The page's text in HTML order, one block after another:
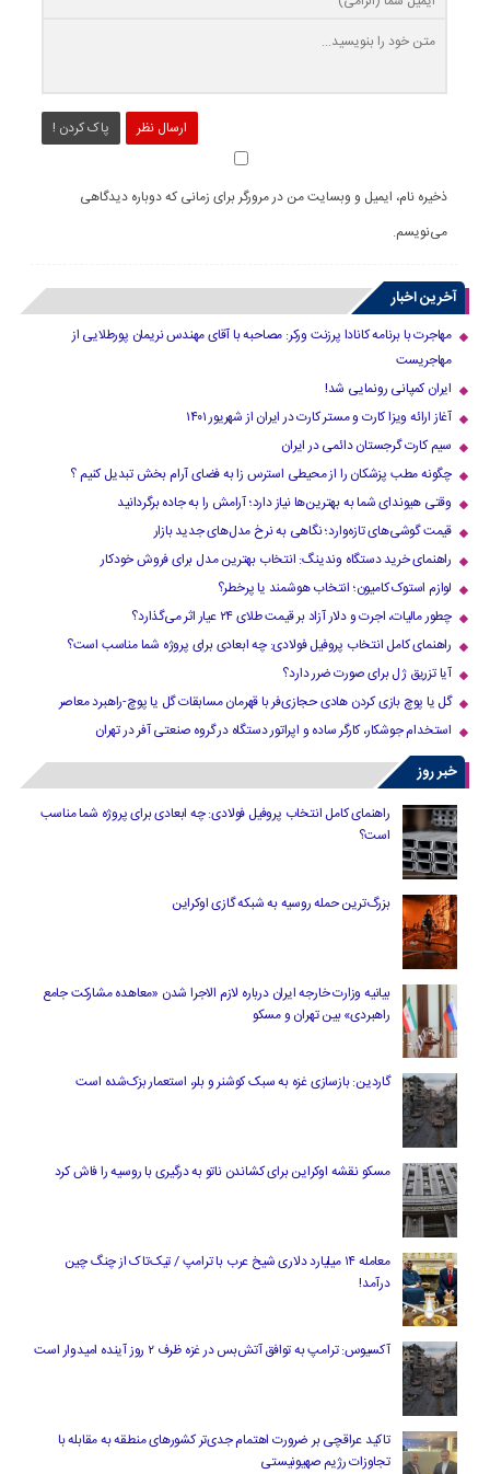
ارسال نظر پاک کردن !
ذخیره نام، ایمیل و وبسایت من در مرورگر برای زمانی که دوباره دیدگاهی
می‌نویسم.
آخرین اخبار
مهاجرت با برنامه کانادا پرزنت ورکر: مصاحبه با آقای مهندس نریمان پورطلایی از
مهاجریست
ایران کمپانی رونمایی شد!
آغاز ارائه ویزا کارت و مستر کارت در ایران از شهریور ۱۴۰۱
سیم کارت گرجستان دائمی در ایران
چگونه مطب پزشکان را از محیطی استرس زا به فضای آرام بخش تبدیل کنیم ؟
وقتی هیوندای شما به بهترین‌ها نیاز دارد؛ آرامش را به جاده برگردانید
قیمت گوشی‌های تازه‌وارد؛ نگاهی به نرخ مدل‌های جدید بازار
راهنمای خرید دستگاه وندینگ: انتخاب بهترین مدل برای فروش خودکار
لوازم استوک کامیون؛ انتخاب هوشمند یا پرخطر؟
چطور مالیات، اجرت و دلار آزاد بر قیمت طلای ۲۴ عیار اثر می‌گذارد؟
راهنمای کامل انتخاب پروفیل فولادی: چه ابعادی برای پروژه شما مناسب است؟
آیا تزریق ژل برای صورت ضرر دارد​؟
گل یا پوچ بازی کردن هادی حجازی‌فر با قهرمان مسابقات گل یا پوچ-راهبرد معاصر
استخدام جوشکار، کارگر ساده و اپراتور دستگاه در گروه صنعتی آفر در تهران
خبر روز
راهنمای کامل انتخاب پروفیل فولادی: چه ابعادی برای پروژه شما مناسب
است؟
بزرگ‌ترین حمله روسیه به شبکه گازی اوکراین
بیانیه وزارت خارجه ایران درباره لازم‌ الاجرا شدن «معاهده مشارکت جامع
راهبردی» بین تهران و مسکو
گاردین: بازسازی غزه به سبک کوشنر و بلر، استعمار بزک‌شده است
مسکو نقشه اوکراین برای کشاندن ناتو به درگیری با روسیه را فاش کرد
معامله ۱۴ میلیارد دلاری شیخ عرب با ترامپ / تیک‌تاک از چنگ چین
درآمد!
آکسیوس: ترامپ به توافق آتش‌بس در غزه ظرف ۲ روز آینده امیدوار است
تاکید عراقچی بر ضرورت اهتمام جدی‌تر کشورهای منطقه به مقابله با
تجاوزات رژیم صهیونیستی